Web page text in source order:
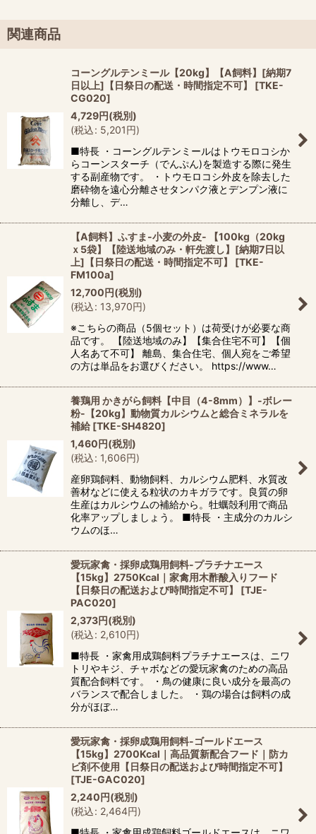
関連商品
コーングルテンミール【20kg】【A飼料】[納期7
日以上]【日祭日の配送・時間指定不可】
[TKE-
CG020]
4,729円(税別)
(税込: 5,201円)
■特長 ・コーングルテンミールはトウモロコシか
らコーンスターチ（でんぷん)を製造する際に発生
する副産物です。 ・トウモロコシ外皮を除去した
磨砕物を遠心分離させタンパク液とデンプン液に
分離し、デ…
【A飼料】ふすま-小麦の外皮- 【100kg（20kg
ｘ5袋】【陸送地域のみ・軒先渡し】[納期7日以
上]【日祭日の配送・時間指定不可】
[TKE-
FM100a]
12,700円(税別)
(税込: 13,970円)
※こちらの商品（5個セット）は荷受けが必要な商
品です。 【陸送地域のみ】【集合住宅不可】【個
人名あて不可】 離島、集合住宅、個人宛をご希望
の方は単品をお選びください。 https://www…
養鶏用 かきがら飼料【中目（4-8mm）】-ボレー
粉-【20kg】動物質カルシウムと総合ミネラルを
補給 [TKE-SH4820]
1,460円(税別)
(税込: 1,606円)
産卵鶏飼料、動物飼料、カルシウム肥料、水質改
善材などに使える粒状のカキガラです。良質の卵
生産はカルシウムの補給から。牡蠣殻利用で商品
化率アップしましょう。 ■特長 ・主成分のカルシ
ウムのほ…
愛玩家禽・採卵成鶏用飼料-プラチナエース
【15kg】2750Kcal｜家禽用木酢酸入りフード
【日祭日の配送および時間指定不可】
[TJE-
PAC020]
2,373円(税別)
(税込: 2,610円)
■特長 ・家禽用成鶏飼料プラチナエースは、ニワ
トリやキジ、チャボなどの愛玩家禽のための高品
質配合飼料です。 ・鳥の健康に良い成分を最高の
バランスで配合しました。 ・鶏の場合は飼料の成
分がほぼ…
愛玩家禽・採卵成鶏用飼料-ゴールドエース
【15kg】2700Kcal｜高品質新配合フード｜防カ
ビ剤不使用【日祭日の配送および時間指定不可】
[TJE-GAC020]
2,240円(税別)
(税込: 2,464円)